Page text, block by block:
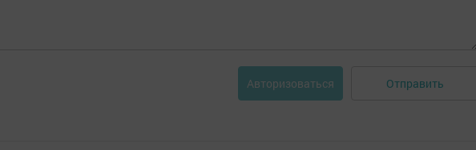
Авторизоваться Отправить